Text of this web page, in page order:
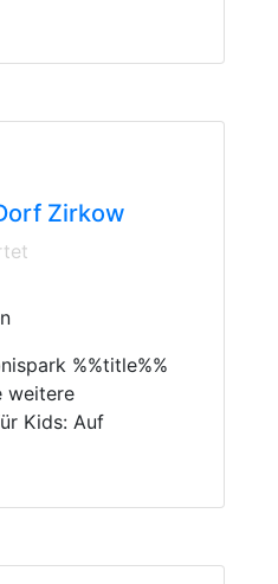
Zirkow
%%title%%
weitere
Kids: Auf